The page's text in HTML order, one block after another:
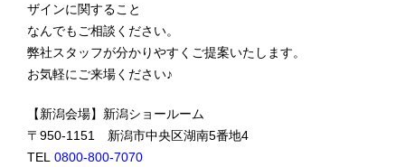
ザインに関すること
なんでもご相談ください。
弊社スタッフが分かりやすくご提案いたします。
お気軽にご来場ください♪
【新潟会場】新潟ショールーム
〒950-1151 新潟市中央区湖南5番地4
TEL0800-800-7070